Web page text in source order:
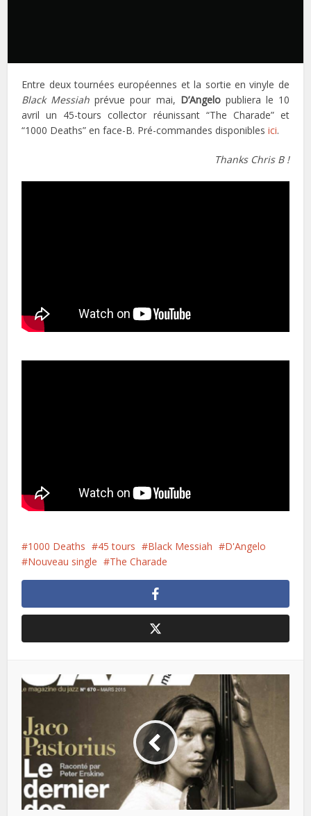
Entre deux tournées européennes et la sortie en vinyle de
Black Messiah prévue pour mai, D’Angelopubliera le 10
avril un 45-tours collector réunissant “The Charade” et
“1000 Deaths” en face-B. Pré-commandes disponiblesici.
Thanks Chris B !
1000 Deaths 45 tours Black Messiah
D'Angelo
Nouveau single
The Charade